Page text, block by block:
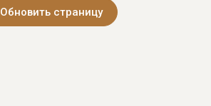
Обновить страницу